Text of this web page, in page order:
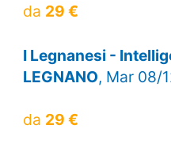
da 29 €
I Legnanesi -
LEGNANO, Mar 08/
da 29 €